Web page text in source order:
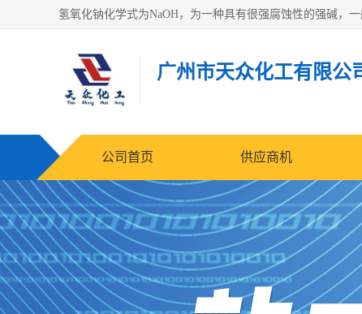
广州市天众化工有限公
公司首页 供应商机